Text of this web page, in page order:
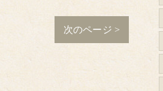
次のページ >